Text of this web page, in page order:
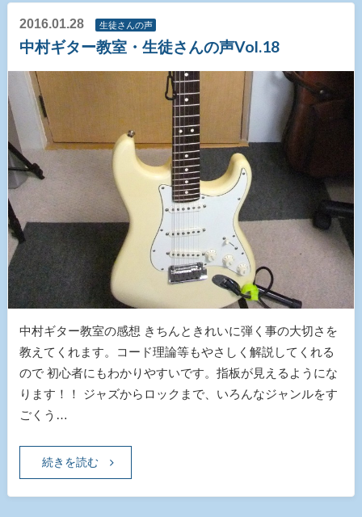
2016.01.28 生徒さんの声
中村ギター教室・生徒さんの声Vol.18
中村ギター教室の感想 きちんときれいに弾く事の大切さを
教えてくれます。コード理論等もやさしく解説してくれる
ので 初心者にもわかりやすいです。指板が見えるようにな
ります！！ ジャズからロックまで、いろんなジャンルをす
ごくう…
続きを読む